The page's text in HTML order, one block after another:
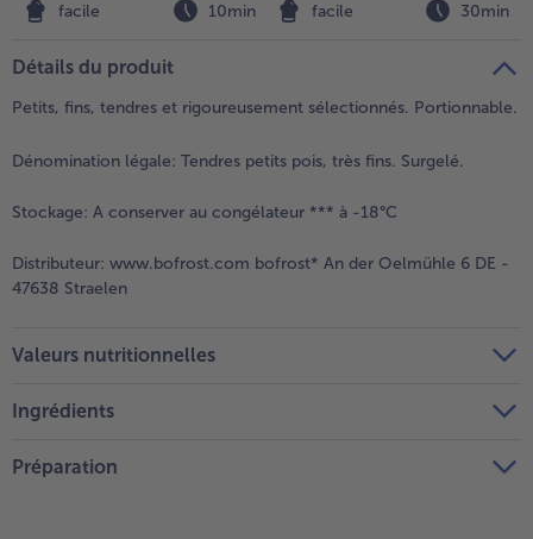
facile 10min facile 30min
Détails du produit
Petits, fins, tendres et rigoureusement sélectionnés. Portionnable.
Dénomination légale: Tendres petits pois, très fins. Surgelé.
Stockage: A conserver au congélateur *** à -18°C
Distributeur: www.bofrost.com bofrost* An der Oelmühle 6 DE -
47638 Straelen
Valeurs nutritionnelles
Ingrédients
Préparation